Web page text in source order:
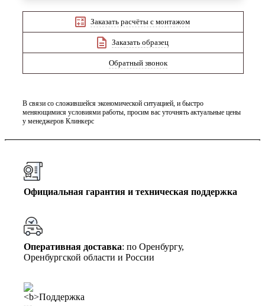
Заказать расчёты с монтажом
Заказать образец
Обратный звонок
В связи со сложившейся экономической ситуацией, и быстро
меняющимися условиями работы, просим вас уточнять актуальные цены
у менеджеров Клинкерс
Официальная гарантия и техническая поддержка
Оперативная доставка: по Оренбургу,
Оренбургской области и России